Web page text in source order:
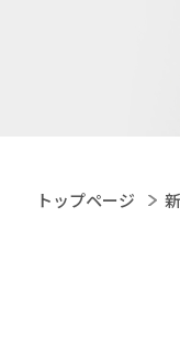
トップページ